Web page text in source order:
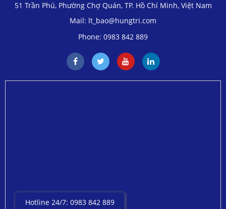
Hotline 24/7: 0983 842 889
51 Trần Phú, Phường Chợ Quán, TP. Hồ Chí Minh, Việt Nam
Mail: lt_bao@hungtri.com
Phone: 0983 842 889